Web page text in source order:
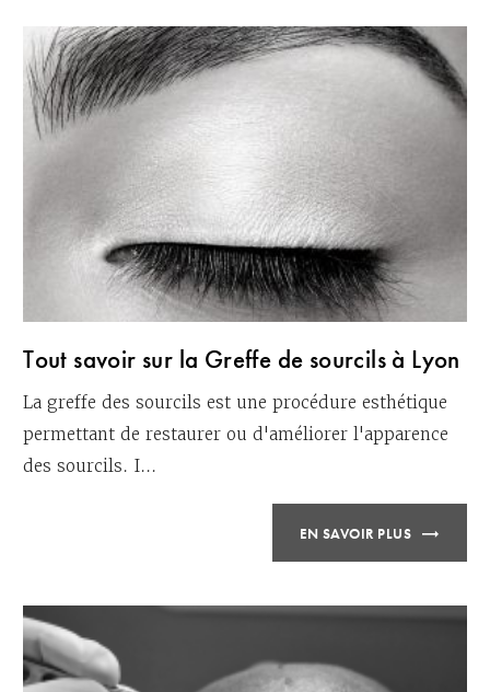
Tout savoir sur la Greffe de sourcils à Lyon
La greffe des sourcils est une procédure esthétique
permettant de restaurer ou d'améliorer l'apparence
des sourcils. I...
EN SAVOIR PLUS